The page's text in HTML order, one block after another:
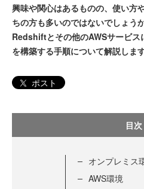
興味や関心はあるものの、使い方
ちの方も多いのではないでしょう
Redshiftとその他のAWSサービス
を構築する手順について解説します
ポスト
目次
オンプレミス
AWS環境